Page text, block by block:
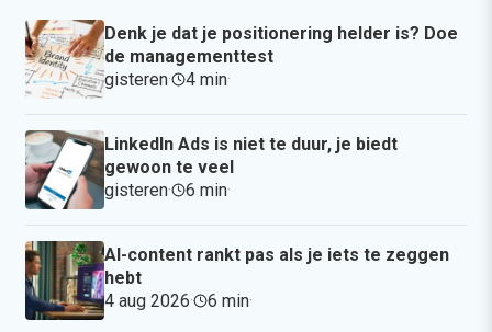
Denk je dat je positionering helder is? Doe
de managementtest
gisteren· 4 min·
LinkedIn Ads is niet te duur, je biedt
gewoon te veel
gisteren· 6 min·
AI-content rankt pas als je iets te zeggen
hebt
4 aug 2026· 6 min·